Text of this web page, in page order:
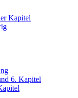
Kapitel
6. Kapitel